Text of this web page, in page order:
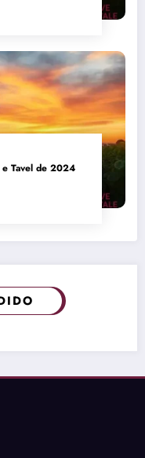
e Tavel de 2024